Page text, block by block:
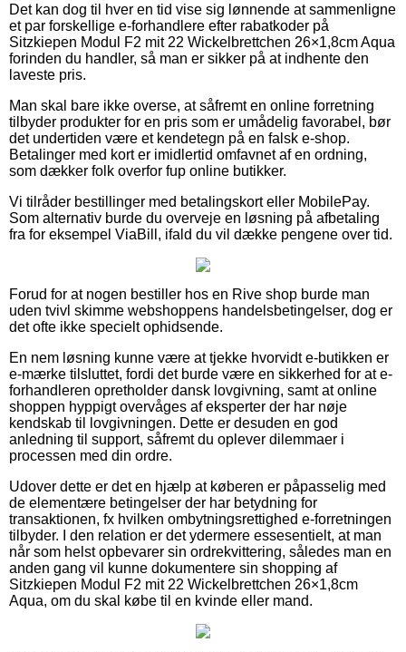
Det kan dog til hver en tid vise sig lønnende at sammenligne
et par forskellige e-forhandlere efter rabatkoder på
Sitzkiepen Modul F2 mit 22 Wickelbrettchen 26×1,8cm Aqua
forinden du handler, så man er sikker på at indhente den
laveste pris.
Man skal bare ikke overse, at såfremt en online forretning
tilbyder produkter for en pris som er umådelig favorabel, bør
det undertiden være et kendetegn på en falsk e-shop.
Betalinger med kort er imidlertid omfavnet af en ordning,
som dækker folk overfor fup online butikker.
Vi tilråder bestillinger med betalingskort eller MobilePay.
Som alternativ burde du overveje en løsning på afbetaling
fra for eksempel ViaBill, ifald du vil dække pengene over tid.
Forud for at nogen bestiller hos en Rive shop burde man
uden tvivl skimme webshoppens handelsbetingelser, dog er
det ofte ikke specielt ophidsende.
En nem løsning kunne være at tjekke hvorvidt e-butikken er
e-mærke tilsluttet, fordi det burde være en sikkerhed for at e-
forhandleren opretholder dansk lovgivning, samt at online
shoppen hyppigt overvåges af eksperter der har nøje
kendskab til lovgivningen. Dette er desuden en god
anledning til support, såfremt du oplever dilemmaer i
processen med din ordre.
Udover dette er det en hjælp at køberen er påpasselig med
de elementære betingelser der har betydning for
transaktionen, fx hvilken ombytningsrettighed e-forretningen
tilbyder. I den relation er det ydermere essesentielt, at man
når som helst opbevarer sin ordrekvittering, således man en
anden gang vil kunne dokumentere sin shopping af
Sitzkiepen Modul F2 mit 22 Wickelbrettchen 26×1,8cm
Aqua, om du skal købe til en kvinde eller mand.